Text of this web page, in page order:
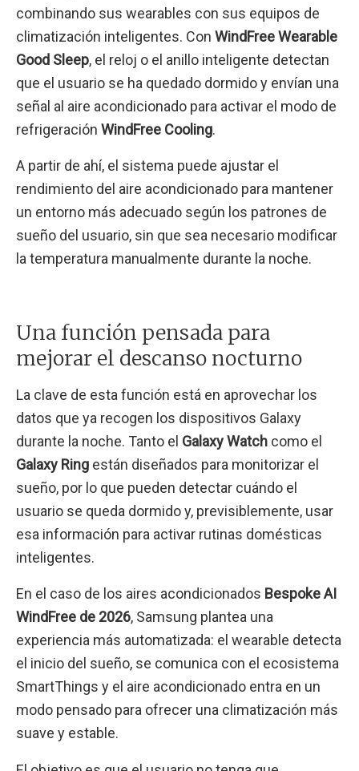
combinando sus wearables con sus equipos de
climatización inteligentes. Con WindFree Wearable
Good Sleep, el reloj o el anillo inteligente detectan
que el usuario se ha quedado dormido y envían una
señal al aire acondicionado para activar el modo de
refrigeración WindFree Cooling.
A partir de ahí, el sistema puede ajustar el
rendimiento del aire acondicionado para mantener
un entorno más adecuado según los patrones de
sueño del usuario, sin que sea necesario modificar
la temperatura manualmente durante la noche.
Una función pensada para
mejorar el descanso nocturno
La clave de esta función está en aprovechar los
datos que ya recogen los dispositivos Galaxy
durante la noche. Tanto el Galaxy Watch como el
Galaxy Ring están diseñados para monitorizar el
sueño, por lo que pueden detectar cuándo el
usuario se queda dormido y, previsiblemente, usar
esa información para activar rutinas domésticas
inteligentes.
En el caso de los aires acondicionados Bespoke AI
WindFree de 2026, Samsung plantea una
experiencia más automatizada: el wearable detecta
el inicio del sueño, se comunica con el ecosistema
SmartThings y el aire acondicionado entra en un
modo pensado para ofrecer una climatización más
suave y estable.